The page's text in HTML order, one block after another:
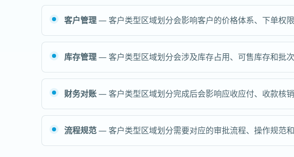
客户管理— 客户类型区域划分会影响客户的价格体系、下单权
库存管理— 客户类型区域划分会涉及库存占用、可售库存和批
财务对账— 客户类型区域划分完成后会影响应收应付、收款核
流程规范— 客户类型区域划分需要对应的审批流程、操作规范